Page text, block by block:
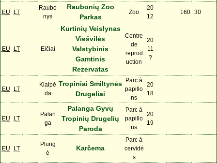
EU LT
Raubo
nys
Raubonių Zoo
Parkas
Zoo
20
12
160 30
EU LT Eičiai
Kurtinių Veislynas
Viešvilės
Valstybinis
Gamtinis
Rezervatas
Centre
de
reprod
uction
20
11
?
EU LT
Klaipė
da
Tropiniai Smiltynės
Drugeliai
Parc à
papillo
ns
20
18
EU LT
Palan
ga
Palanga Gyvų
Tropinių Drugelių
Paroda
Parc à
papillo
ns
20
19
EU LT
Plung
ė
Karčema
Parc à
cervidé
s